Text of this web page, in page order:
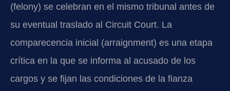
(felony) se celebran en el mismo tribunal antes de
su eventual traslado al Circuit Court. La
comparecencia inicial (arraignment) es una etapa
crítica en la que se informa al acusado de los
cargos y se fijan las condiciones de la fianza